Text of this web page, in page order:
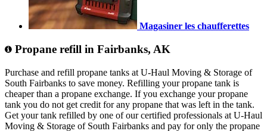
Magasiner les chaufferettes
Propane refill in Fairbanks, AK
Purchase and refill propane tanks at U-Haul Moving & Storage of
South Fairbanks to save money. Refilling your propane tank is
cheaper than a propane exchange. If you exchange your propane
tank you do not get credit for any propane that was left in the tank.
Get your tank refilled by one of our certified professionals at U-Haul
Moving & Storage of South Fairbanks and pay for only the propane